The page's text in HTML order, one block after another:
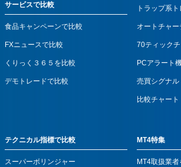
サービスで比較
食品キャンペーンで比較
FXニュースで比較
くりっく３６５を比較
デモトレードで比較
トラップ系
オートチャー
70ティックチ
PCアラート
売買シグナル
比較チャート
テクニカル指標で比較
スーパーボリンジャー
MT4特集
MT4取扱業者